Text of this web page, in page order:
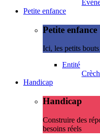
Petite enfance
Petite enfance
Ici, les petits
Entité
Handicap
Handicap
Construire des
besoins réels